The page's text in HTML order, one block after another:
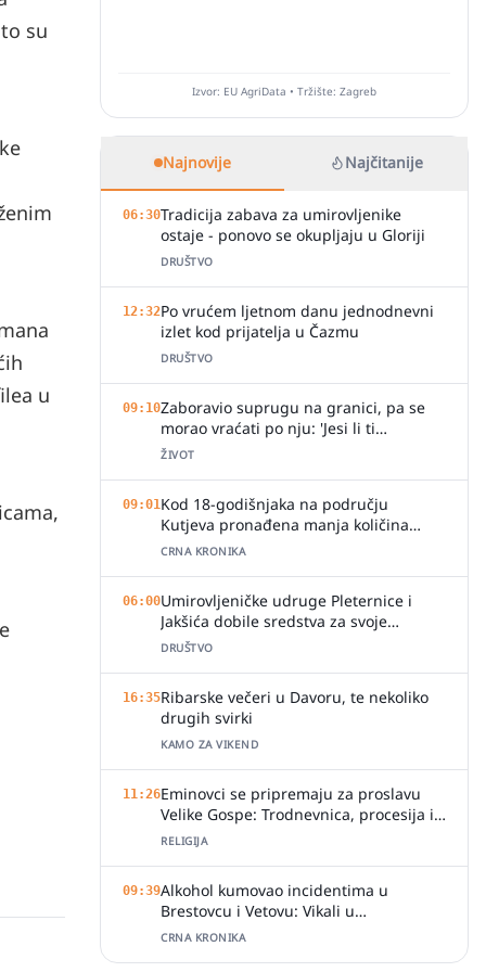
su
u
Izvor: EU AgriData • Tržište: Zagreb
Najnovije Najčitanije
06:30Tradicija zabava za umirovljenike
ostaje - ponovo se okupljaju u Gloriji
DRUŠTVO
12:32Po vrućem ljetnom danu jednodnevni
izlet kod prijatelja u Čazmu
DRUŠTVO
09:10Zaboravio suprugu na granici, pa se
morao vraćati po nju: 'Jesi li ti
normalan?'
ŽIVOT
09:01Kod 18-godišnjaka na području
Kutjeva pronađena manja količina
marihuane
CRNA KRONIKA
06:00Umirovljeničke udruge Pleternice i
Jakšića dobile sredstva za svoje
aktivnosti
DRUŠTVO
16:35Ribarske večeri u Davoru, te nekoliko
drugih svirki
KAMO ZA VIKEND
11:26Eminovci se pripremaju za proslavu
Velike Gospe: Trodnevnica, procesija i
svečano misno slavlje
RELIGIJA
09:39Alkohol kumovao incidentima u
Brestovcu i Vetovu: Vikali u
ugostiteljskim objektima, jedan zalio
CRNA KRONIKA